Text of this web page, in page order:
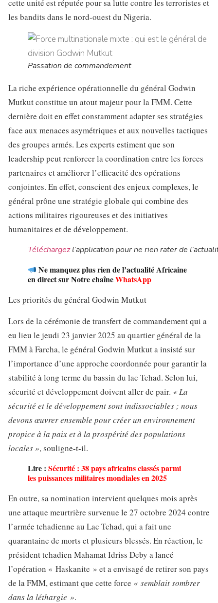
cette unité est réputée pour sa lutte contre les terroristes et
les bandits dans le nord-ouest du Nigeria.
Passation de commandement
La riche expérience opérationnelle du général Godwin
Mutkut constitue un atout majeur pour la FMM. Cette
dernière doit en effet constamment adapter ses stratégies
face aux menaces asymétriques et aux nouvelles tactiques
des groupes armés. Les experts estiment que son
leadership peut renforcer la coordination entre les forces
partenaires et améliorer l’efficacité des opérations
conjointes. En effet, conscient des enjeux complexes, le
général prône une stratégie globale qui combine des
actions militaires rigoureuses et des initiatives
humanitaires et de développement.
Téléchargezl’application pour ne rien rater de
Ne manquez plus rien de l’actualité Africaine
en direct sur Notre chaîneWhatsApp
Les priorités du général Godwin Mutkut
Lors de la cérémonie de transfert de commandement qui a
eu lieu le jeudi 23 janvier 2025 au quartier général de la
FMM à Farcha, le général Godwin Mutkut a insisté sur
l’importance d’une approche coordonnée pour garantir la
stabilité à long terme du bassin du lac Tchad. Selon lui,
sécurité et développement doivent aller de pair. « La
sécurité et le développement sont indissociables ; nous
devons œuvrer ensemble pour créer un environnement
propice à la paix et à la prospérité des populations
locales », souligne-t-il.
Lire : Sécurité : 38 pays africains classés parmi
les puissances militaires mondiales en 2025
En outre, sa nomination intervient quelques mois après
une attaque meurtrière survenue le 27 octobre 2024 contre
l’armée tchadienne au Lac Tchad, qui a fait une
quarantaine de morts et plusieurs blessés. En réaction, le
président tchadien Mahamat Idriss Deby a lancé
l’opération « Haskanite » et a envisagé de retirer son pays
de la FMM, estimant que cette force « semblait sombrer
dans la léthargie ».